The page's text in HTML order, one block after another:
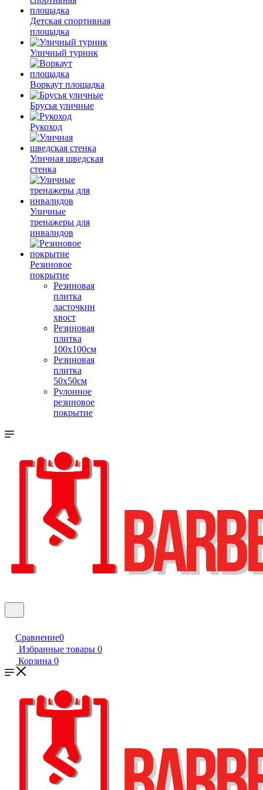
Детская спортивная
площадка
Уличный турник
Воркаут площадка
Брусья уличные
Рукоход
Уличная шведская
стенка
Уличные
тренажеры для
инвалидов
Резиновое
покрытие
Резиновая
плитка
ласточкин
хвост
Резиновая
плитка
100х100см
Резиновая
плитка
50х50см
Рулонное
резиновое
покрытие
Сравнение0
Избранные товары 0
Корзина 0